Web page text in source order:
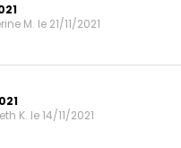
M. le 21/11/2021
K. le 14/11/2021